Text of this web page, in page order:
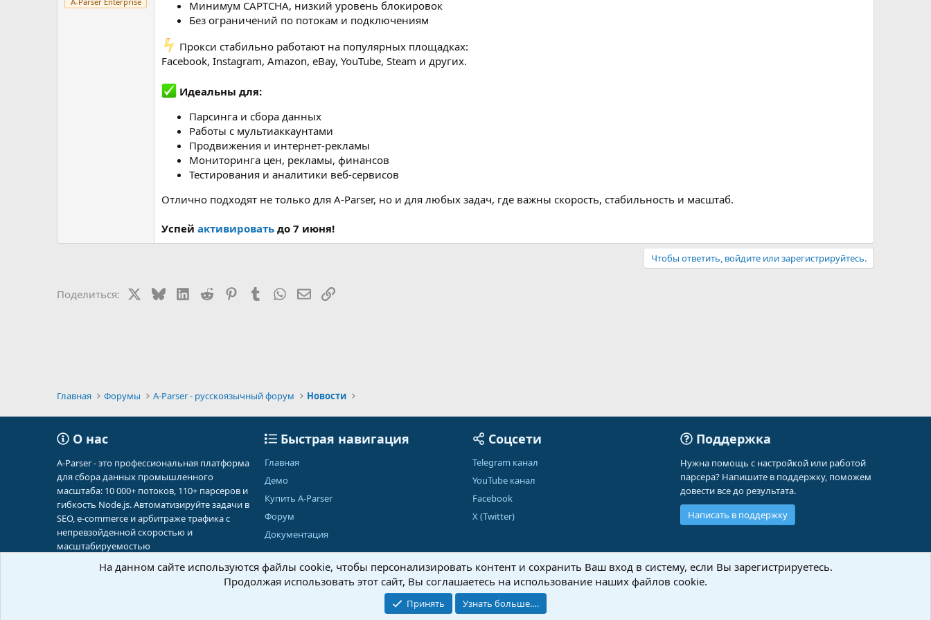
Минимум CAPTCHA, низкий уровень блокировок
Без ограничений по потокам и подключениям
️ Прокси стабильно работают на популярных площадках:
Facebook, Instagram, Amazon, eBay, YouTube, Steam и других.
Идеальны для:
Парсинга и сбора данных
Работы с мультиаккаунтами
Продвижения и интернет-рекламы
Мониторинга цен, рекламы, финансов
Тестирования и аналитики веб-сервисов
Отлично подходят не только для A-Parser, но и для любых задач, где важны скорость, стабильность и масштаб.
Успей активировать до 7 июня!
Чтобы ответить, войдите или зарегистрируйтесь.
Поделиться: BlueskyLinkedIn
Reddit PinterestTumblrWhatsAppЭлектронная почта
Ссылка
Главная Форумы A-Parser - русскоязычный форум Новости
О нас
A-Parser - это профессиональная платформа
для сбора данных промышленного
масштаба: 10 000+ потоков, 110+ парсеров и
гибкость Node.js. Автоматизируйте задачи в
SEO, e-commerce и арбитраже трафика с
непревзойденной скоростью и
масштабируемостью
Быстрая навигация
Главная
Демо
Купить A-Parser
Форум
Документация
Соцсети
Telegram канал
YouTube канал
Facebook
X (Twitter)
Поддержка
Нужна помощь с настройкой или работой
парсера? Напишите в поддержку, поможем
довести все до результата.
Написать в поддержку
Обратная связь Условия и правила Политика конфиденциальности
Community platform by XenForo® © 2010-2026 XenForo Ltd.
На данном сайте используются файлы cookie, чтобы персонализировать контент и сохранить Ваш вход в систему, если Вы зарегистрируетесь.
Продолжая использовать этот сайт, Вы соглашаетесь на использование наших файлов cookie.
Принять Узнать больше.…